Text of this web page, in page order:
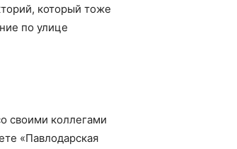
который тоже
по улице
своими коллегами
«Павлодарская